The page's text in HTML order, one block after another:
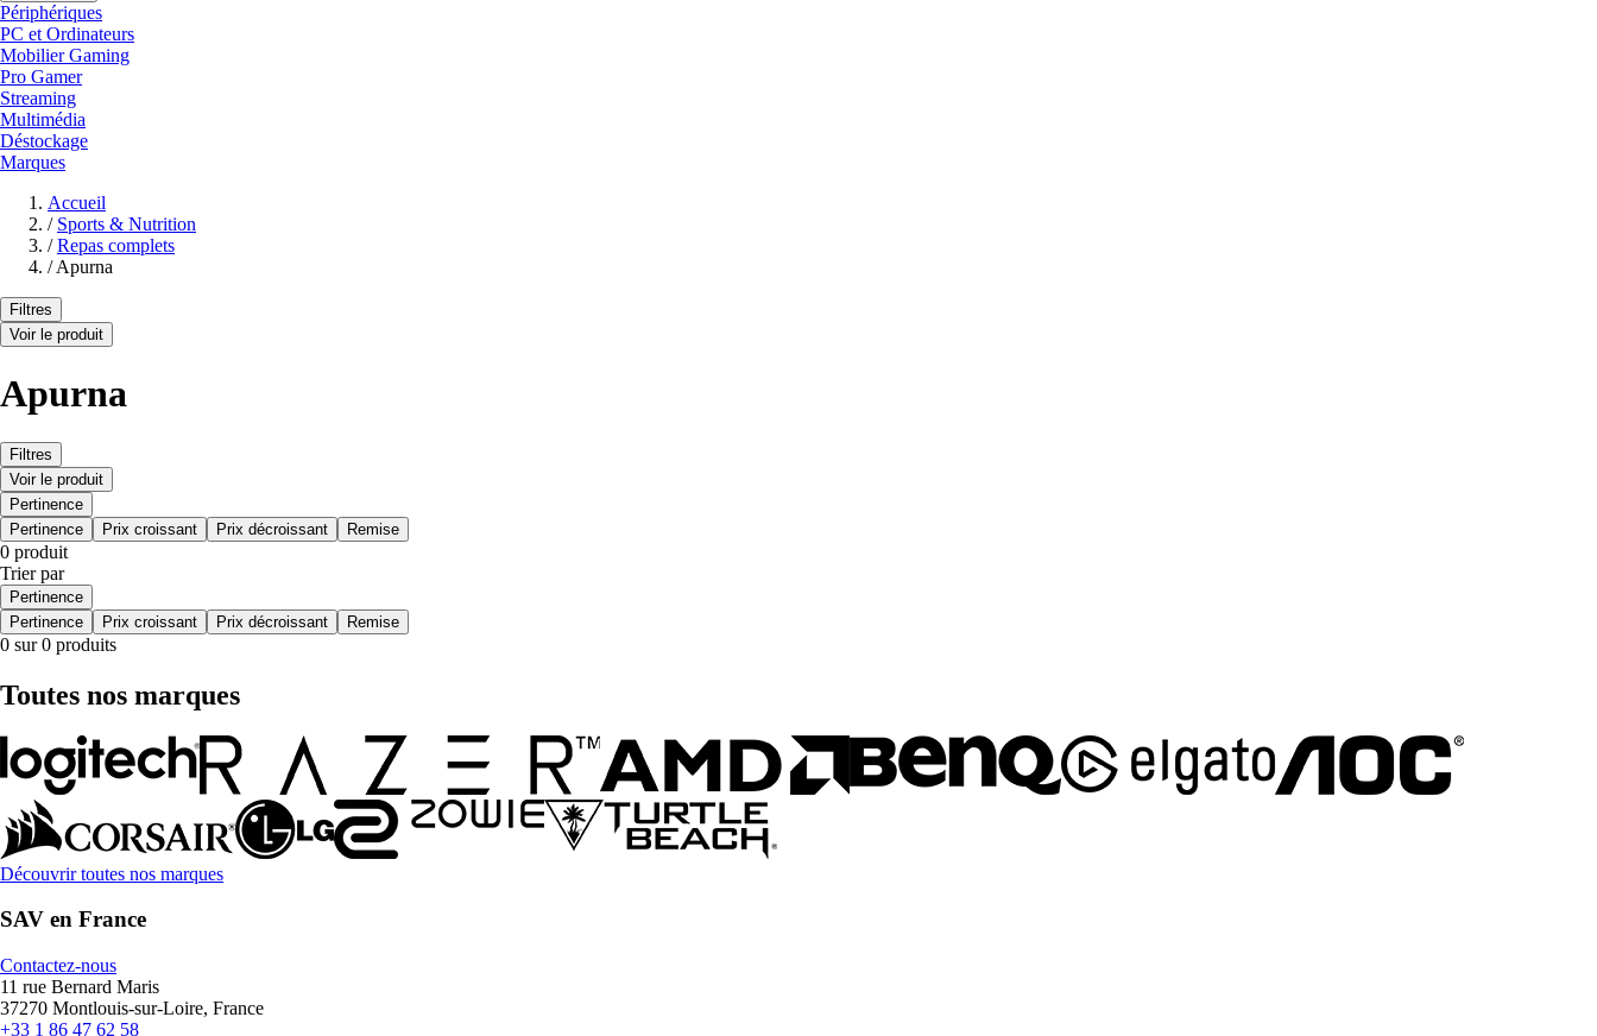
Périphériques
PC et Ordinateurs
Mobilier Gaming
Pro Gamer
Streaming
Multimédia
Déstockage
Marques
Accueil
/ Sports & Nutrition
/ Repas complets
/ Apurna
Filtres
Voir le produit
Apurna
Filtres
Voir le produit
Pertinence
Pertinence
Prix croissant Prix décroissant Remise
0 produit
Trier par
Pertinence
Pertinence
Prix croissant Prix décroissant Remise
0 sur 0 produits
Toutes nos marques
Découvrir toutes nos marques
SAV en France
Contactez-nous
11 rue Bernard Maris
37270 Montlouis-sur-Loire, France
+33 1 86 47 62 58